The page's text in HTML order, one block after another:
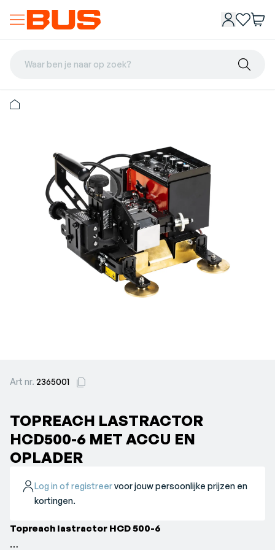
Waar ben je naar op zoek?
Art nr. 2365001
TOPREACH LASTRACTOR
HCD500-6 MET ACCU EN
OPLADER
Log in of registreervoor jouw persoonlijke prijzen en
kortingen.
Topreach lastractor HCD 500-6